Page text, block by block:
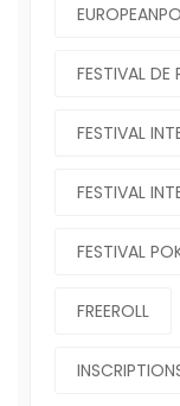
FESTIVAL DE
FESTIVAL
FESTIVAL
FESTIVAL
FREEROLL